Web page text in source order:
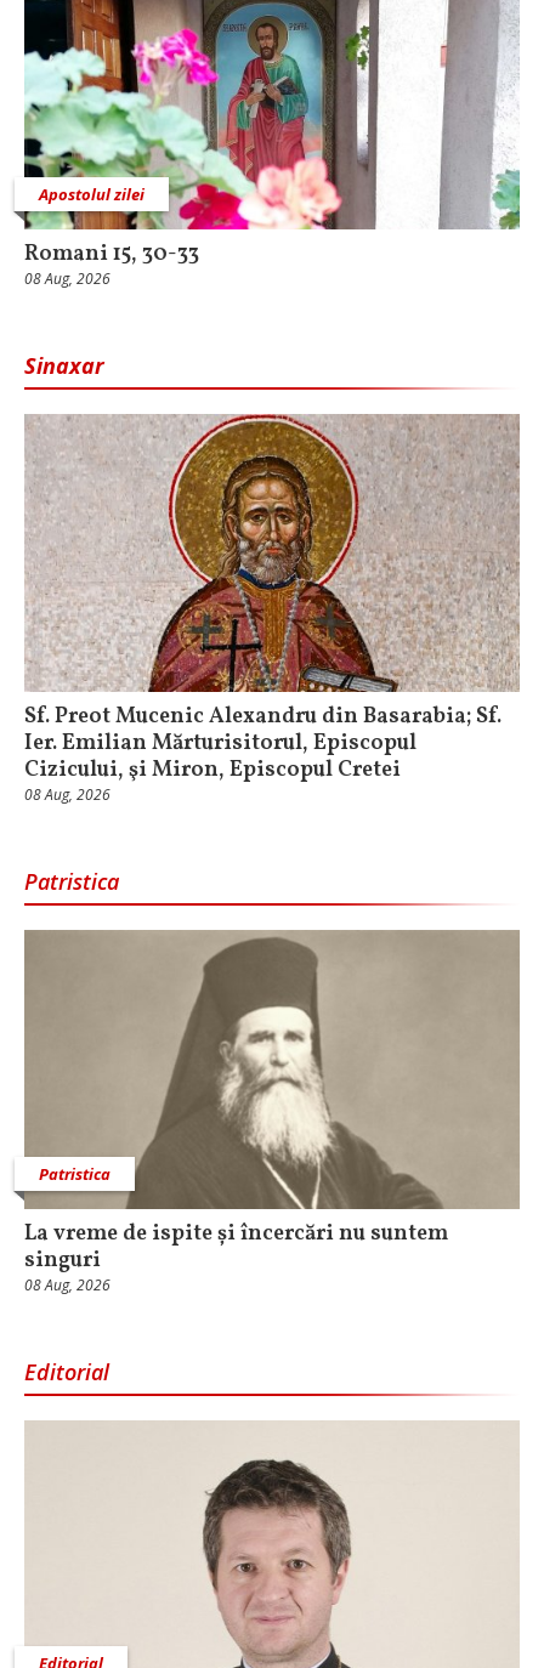
Apostolul zilei
Romani 15, 30-33
08 Aug, 2026
Sinaxar
Sf. Preot Mucenic Alexandru din Basarabia; Sf.
Ier. Emilian Mărturisitorul, Episcopul
Cizicului, şi Miron, Episcopul Cretei
08 Aug, 2026
Patristica
Patristica
La vreme de ispite și încercări nu suntem
singuri
08 Aug, 2026
Editorial
Editorial